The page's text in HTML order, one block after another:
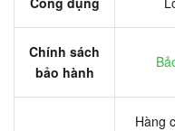
Chính sách
bảo hành
Hàng